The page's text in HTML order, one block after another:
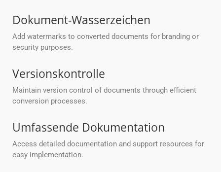
Dokument-Wasserzeichen
Add watermarks to converted documents for branding or
security purposes.
Versionskontrolle
Maintain version control of documents through efficient
conversion processes.
Umfassende Dokumentation
Access detailed documentation and support resources for
easy implementation.